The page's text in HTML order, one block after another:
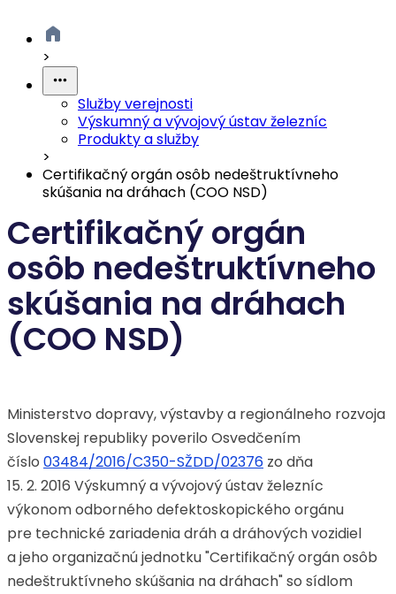
>
Služby verejnosti
Výskumný a vývojový ústav železníc
Produkty a služby
>
Certifikačný orgán osôb nedeštruktívneho
skúšania na dráhach (COO NSD)
Certifikačný orgán
osôb nedeštruktívneho
skúšania na dráhach
(COO NSD)
Ministerstvo dopravy, výstavby a regionálneho rozvoja
Slovenskej republiky poverilo Osvedčením
číslo 03484/2016/C350-SŽDD/02376 zo dňa
15. 2. 2016 Výskumný a vývojový ústav železníc
výkonom odborného defektoskopického orgánu
pre technické zariadenia dráh a dráhových vozidiel
a jeho organizačnú jednotku "Certifikačný orgán osôb
nedeštruktívneho skúšania na dráhach" so sídlom